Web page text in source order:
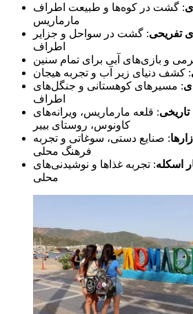
: گشت در کوه‌ها و طبیعت اطراف
مارماریس
تفریحی: گشت در سواحل و جزایر
اطراف
و بازی‌های آبی برای تمام سنین
: کشف دنیای زیر آب و تجربه هیجان
: مسیرهای کوهستانی و جنگل‌های
اطراف
تاریخی: قلعه مارماریس، ویرانه‌های
کاونوس، روستای بییر
: صنایع دستی، سوغاتی و تجربه
فرهنگ محلی
اسکله: تجربه غذاها و نوشیدنی‌های
محلی